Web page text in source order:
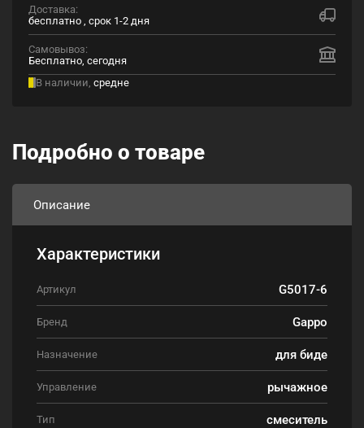
Доставка:
бесплатно , срок 1-2 дня
Самовывоз:
Бесплатно, сегодня
В наличии, средне
Подробно о товаре
Описание
Характеристики
Артикул G5017-6
Бренд Gappo
Назначение для биде
Управление рычажное
Тип смеситель